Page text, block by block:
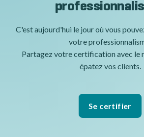
C'est aujourd'hui le jour où vous
votre
Partagez votre certification avec le
épatez vos clients.
Se certifier